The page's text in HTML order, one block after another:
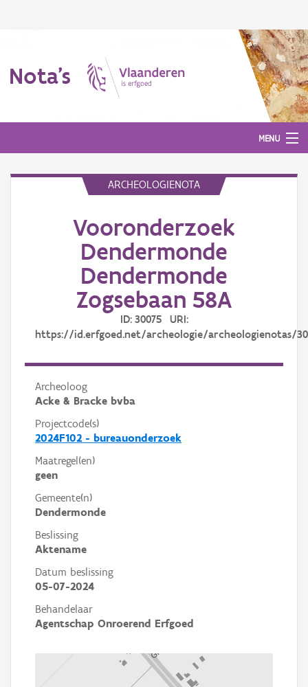
Nota's
MENU
ARCHEOLOGIENOTA
Vooronderzoek
Dendermonde
Dendermonde
Zogsebaan 58A
ID: 30075 URI:
https://id.erfgoed.net/archeologie/archeologienotas/
Archeoloog
Acke & Bracke bvba
Projectcode(s)
2024F102 - bureauonderzoek
Maatregel(en)
geen
Gemeente(n)
Dendermonde
Beslissing
Aktename
Datum beslissing
05-07-2024
Behandelaar
Agentschap Onroerend Erfgoed